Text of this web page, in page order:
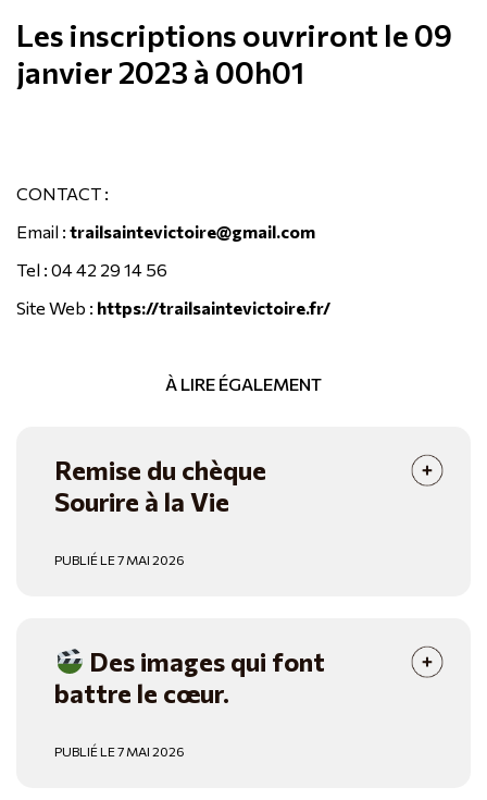
Les inscriptions ouvriront le 09
janvier 2023 à 00h01
CONTACT :
Email : trailsaintevictoire@gmail.com
Tel : 04 42 29 14 56
Site Web : https://trailsaintevictoire.fr/
À LIRE ÉGALEMENT
Remise du chèque
Sourire à la Vie
PUBLIÉ LE 7 MAI 2026
Des images qui font
battre le cœur.
PUBLIÉ LE 7 MAI 2026